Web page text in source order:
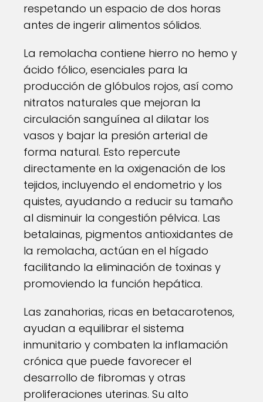
respetando un espacio de dos horas
antes de ingerir alimentos sólidos.
La remolacha contiene hierro no hemo y
ácido fólico, esenciales para la
producción de glóbulos rojos, así como
nitratos naturales que mejoran la
circulación sanguínea al dilatar los
vasos y bajar la presión arterial de
forma natural. Esto repercute
directamente en la oxigenación de los
tejidos, incluyendo el endometrio y los
quistes, ayudando a reducir su tamaño
al disminuir la congestión pélvica. Las
betalainas, pigmentos antioxidantes de
la remolacha, actúan en el hígado
facilitando la eliminación de toxinas y
promoviendo la función hepática.
Las zanahorias, ricas en betacarotenos,
ayudan a equilibrar el sistema
inmunitario y combaten la inflamación
crónica que puede favorecer el
desarrollo de fibromas y otras
proliferaciones uterinas. Su alto